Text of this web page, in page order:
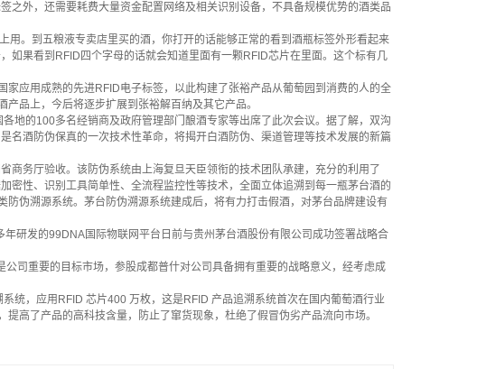
外，还需要耗费大量资金配置网络及相关识别设备，不具备规模优势的酒类品
。到五粮液专卖店里买的酒，你打开的话能够正常的看到酒瓶标签外形看起来
如果看到RFID四个字母的话就会知道里面有一颗RFID芯片在里面。这个标有几
应用成熟的先进RFID电子标签，以此构建了张裕产品从葡萄园到消费的人的全
品上，今后将逐步扩展到张裕解百纳及其它产品。
的100多名经销商及政府管理部门酿酒专家等出席了此次会议。据了解，双沟
名酒防伪保真的一次技术性革命，将揭开白酒防伪、渠道管理等技术发展的新篇
务厅验收。该防伪系统由上海复旦天臣领衔的技术团队承建，充分的利用了
密性、识别工具简单性、全流程监控性等技术，全面立体追溯到每一瓶茅台酒的
伪溯源系统。茅台防伪溯源系统建成后，将有力打击假酒，对茅台品牌建设有
发的99DNA国际物联网平台日前与贵州茅台酒股份有限公司成功签署战略合
重要的目标市场，参股成都普什对公司具备拥有重要的战略意义，经考虑成
，应用RFID 芯片400 万枚，这是RFID 产品追溯系统首次在国内葡萄酒行业
高了产品的高科技含量，防止了窜货现象，杜绝了假冒伪劣产品流向市场。